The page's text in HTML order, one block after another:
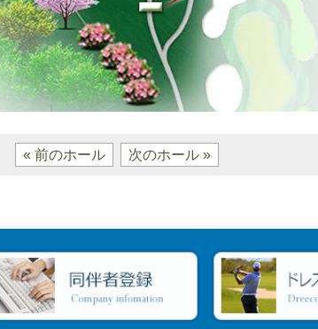
« 前のホール 次のホール »